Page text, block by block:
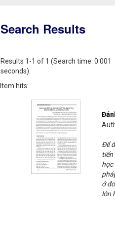
Search Results
Results 1-1 of 1 (Search time: 0.001
seconds).
Item hits:
Để
tiến
học
ở
lớn